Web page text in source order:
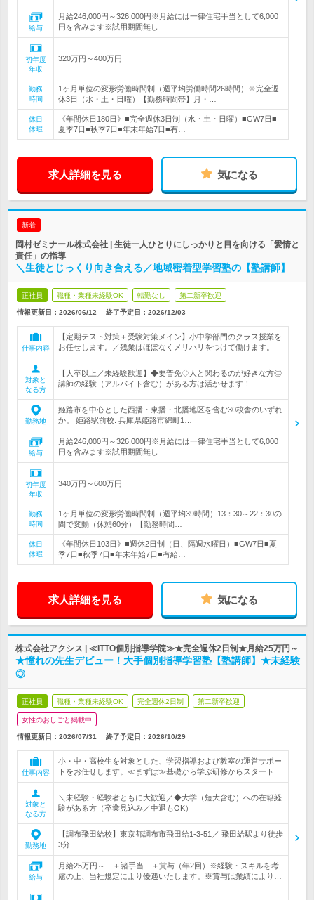
給与
月給246,000円～326,000円※月給には一律住宅手当として6,000
円を含みます※試用期間無し
初年度
年収
320万円～400万円
勤務
時間
1ヶ月単位の変形労働時間制（週平均労働時間26時間）※完全週
休3日（水・土・日曜）【勤務時間帯】月・…
休日
休暇
《年間休日180日》■完全週休3日制（水・土・日曜）■GW7日■
夏季7日■秋季7日■年末年始7日■有…
求人詳細を見る 気になる
新着
岡村ゼミナール株式会社 | 生徒一人ひとりにしっかりと目を向ける「愛情と
責任」の指導
＼生徒とじっくり向き合える／地域密着型学習塾の【塾講師】
正社員 職種・業種未経験OK 転勤なし 第二新卒歓迎
情報更新日：2026/06/12 終了予定日： 2026/12/03
仕事内容
【定期テスト対策＋受験対策メイン】小中学部門のクラス授業を
お任せします。／残業はほぼなくメリハリをつけて働けます。
対象と
なる方
【大卒以上／未経験歓迎】◆要普免◇人と関わるのが好きな方◎
講師の経験（アルバイト含む）がある方は活かせます！
勤務地
姫路市を中心とした西播・東播・北播地区を含む30校舎のいずれ
か。 姫路駅前校: 兵庫県姫路市綿町1…
給与
月給246,000円～326,000円※月給には一律住宅手当として6,000
円を含みます※試用期間無し
初年度
年収
340万円～600万円
勤務
時間
1ヶ月単位の変形労働時間制（週平均39時間）13：30～22：30の
間で変動（休憩60分）【勤務時間…
休日
休暇
《年間休日103日》■週休2日制（日、隔週水曜日）■GW7日■夏
季7日■秋季7日■年末年始7日■有給…
求人詳細を見る 気になる
株式会社アクシス | ≪ITTO個別指導学院≫★完全週休2日制★月給25万円～
★憧れの先生デビュー！大手個別指導学習塾【塾講師】★未経験
◎
正社員 職種・業種未経験OK 完全週休2日制 第二新卒歓迎
女性のおしごと掲載中
情報更新日：2026/07/31 終了予定日： 2026/10/29
仕事内容
小・中・高校生を対象とした、学習指導および教室の運営サポー
トをお任せします。≪まずは≫基礎から学ぶ研修からスタート
対象と
なる方
＼未経験・経験者ともに大歓迎／◆大学（短大含む）への在籍経
験がある方（卒業見込み／中退もOK）
勤務地
【調布飛田給校】東京都調布市飛田給1-3-51／ 飛田給駅より徒歩
3分
給与
月給25万円～ ＋諸手当 ＋賞与（年2回）※経験・スキルを考
慮の上、当社規定により優遇いたします。※賞与は業績により…